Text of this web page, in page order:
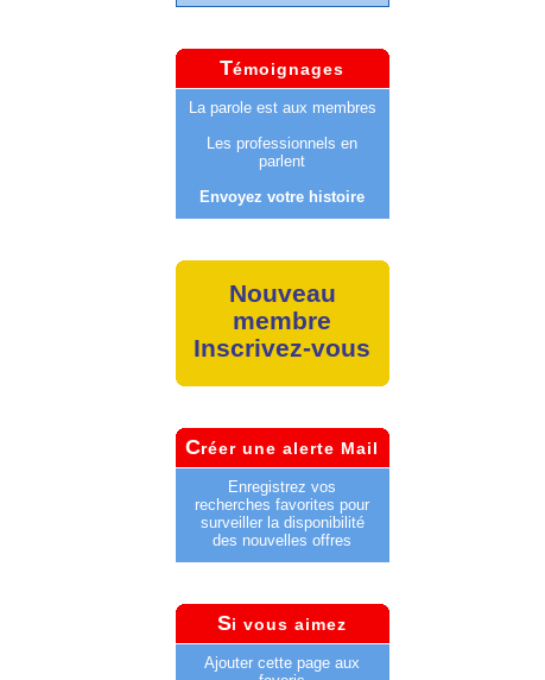
Témoignages
La parole est aux membres
Les professionnels en
parlent
Envoyez votre histoire
Nouveau
membre
Inscrivez-vous
Créer une alerte Mail
Enregistrez vos
recherches favorites pour
surveiller la disponibilité
des nouvelles offres
Si vous aimez
Ajouter cette page aux